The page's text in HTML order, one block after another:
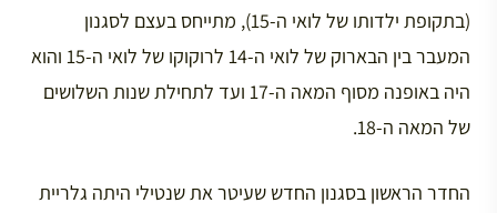
(בתקופת ילדותו של לואי ה-15), מתייחס בעצם לסגנון
המעבר בין הבארוק של לואי ה-14 לרוקוקו של לואי ה-15 והוא
היה באופנה מסוף המאה ה-17 ועד לתחילת שנות השלושים
של המאה ה-18.
החדר הראשון בסגנון החדש שעיטר את שנטילי היתה גלריית